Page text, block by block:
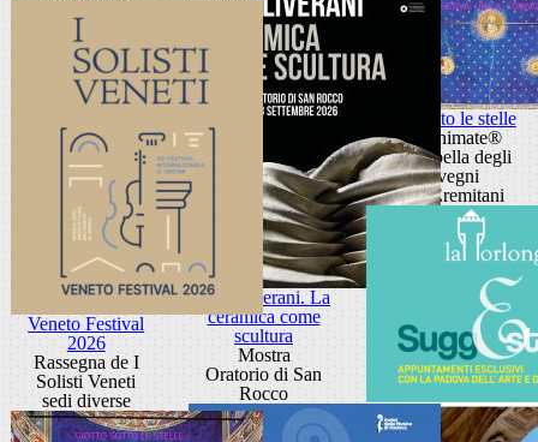
Giotto sotto le stelle
Visite animate®
alla Cappella degli
Scrovegni
piazza Eremitani
Toni Liverani. La
ceramica come
scultura
Mostra
Oratorio di San
Rocco
Veneto Festival
2026
Rassegna de I
Solisti Veneti
sedi diverse